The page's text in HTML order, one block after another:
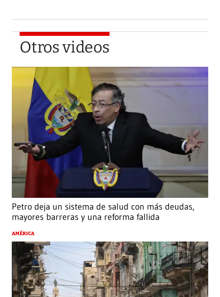
Otros videos
Petro deja un sistema de salud con más deudas,
mayores barreras y una reforma fallida
AMÉRICA